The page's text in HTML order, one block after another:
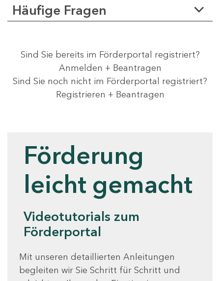
Häufige Fragen
Sind Sie bereits im Förderportal registriert?
Anmelden + Beantragen
Sind Sie noch nicht im Förderportal registriert?
Registrieren + Beantragen
Förderung
leicht gemacht
Videotutorials zum
Förderportal
Mit unseren detaillierten Anleitungen
begleiten wir Sie Schritt für Schritt und